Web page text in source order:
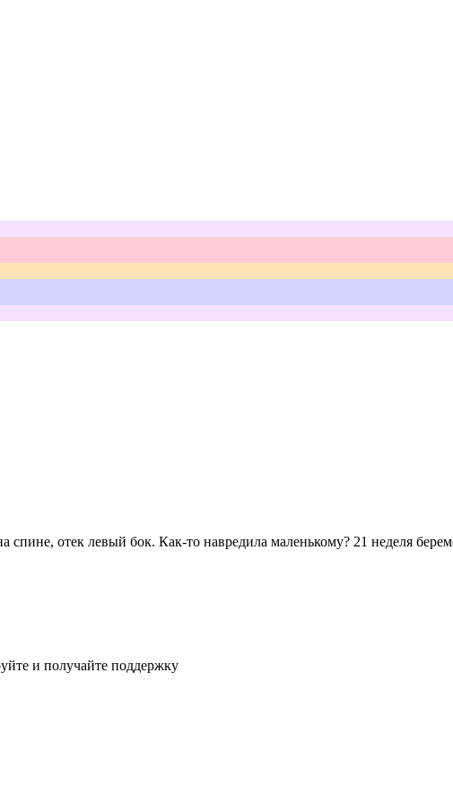
спине, отек левый бок. Как-то навредила маленькому? 21 неделя
и получайте поддержку